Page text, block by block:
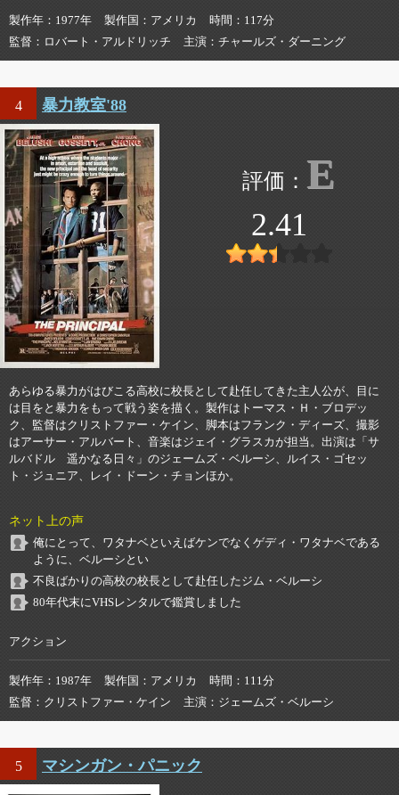
製作年 1977年 製作国 アメリカ 時間
117分
監督
ロバート・アルドリッチ 主演 チャールズ・ダーニング
4 暴力教室'88
E
2.41
あらゆる暴力がはびこる高校に校長として赴任してきた主人公が、目に
は目をと暴力をもって戦う姿を描く。製作はトーマス・Ｈ・ブロデッ
ク、監督はクリストファー・ケイン、脚本はフランク・ディーズ、撮影
はアーサー・アルバート、音楽はジェイ・グラスカが担当。出演は「サ
ルバドル 遥かなる日々」のジェームズ・ベルーシ、ルイス・ゴセッ
ト・ジュニア、レイ・ドーン・チョンほか。
ネット上の声
俺にとって、ワタナベといえばケンでなくゲディ・ワタナベである
ように、ベルーシとい
不良ばかりの高校の校長として赴任したジム・ベルーシ
80年代末にVHSレンタルで鑑賞しました
アクション
製作年 1987年 製作国 アメリカ 時間
111分
監督
クリストファー・ケイン 主演 ジェームズ・ベルーシ
5 マシンガン・パニック